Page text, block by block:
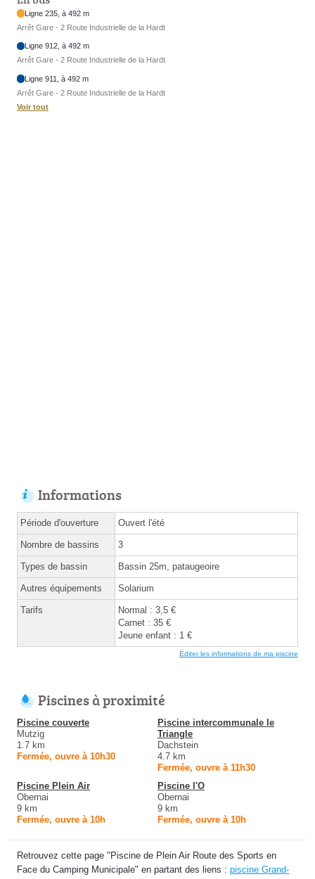
Ligne 235, à 492 m
Arrêt Gare - 2 Route Industrielle de la Hardt
Ligne 912, à 492 m
Arrêt Gare - 2 Route Industrielle de la Hardt
Ligne 911, à 492 m
Arrêt Gare - 2 Route Industrielle de la Hardt
Voir tout
Informations
Période d'ouverture Ouvert l'été
Nombre de bassins 3
Types de bassin Bassin 25m, pataugeoire
Autres équipements Solarium
Tarifs
Normal : 3,5 €
Carnet : 35 €
Jeune enfant : 1 €
Éditer les informations de ma piscine
Piscines à proximité
Piscine couverte
Mutzig
1.7 km
Fermée, ouvre à 10h30
Piscine intercommunale le
Triangle
Dachstein
4.7 km
Fermée, ouvre à 11h30
Piscine Plein Air
Obernai
9 km
Fermée, ouvre à 10h
Piscine l'O
Obernai
9 km
Fermée, ouvre à 10h
Retrouvez cette page "Piscine de Plein Air Route des Sports en
Face du Camping Municipale" en partant des liens : piscine Grand-